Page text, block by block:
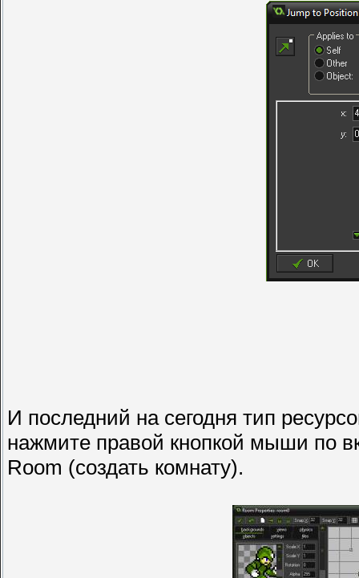
И последний на сегодня тип
нажмите правой кнопкой мыши по
Room (создать комнату).